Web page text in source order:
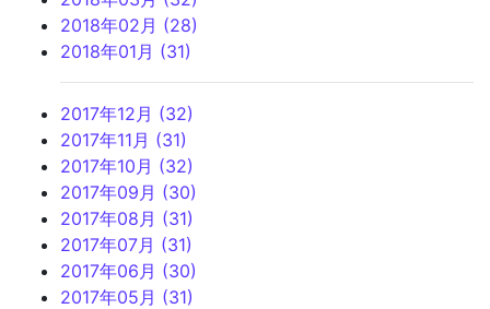
2018年02月 (28)
2018年01月 (31)
2017年12月 (32)
2017年11月 (31)
2017年10月 (32)
2017年09月 (30)
2017年08月 (31)
2017年07月 (31)
2017年06月 (30)
2017年05月 (31)